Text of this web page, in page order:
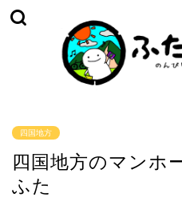
四国地方
四国地方のマンホ
ふた